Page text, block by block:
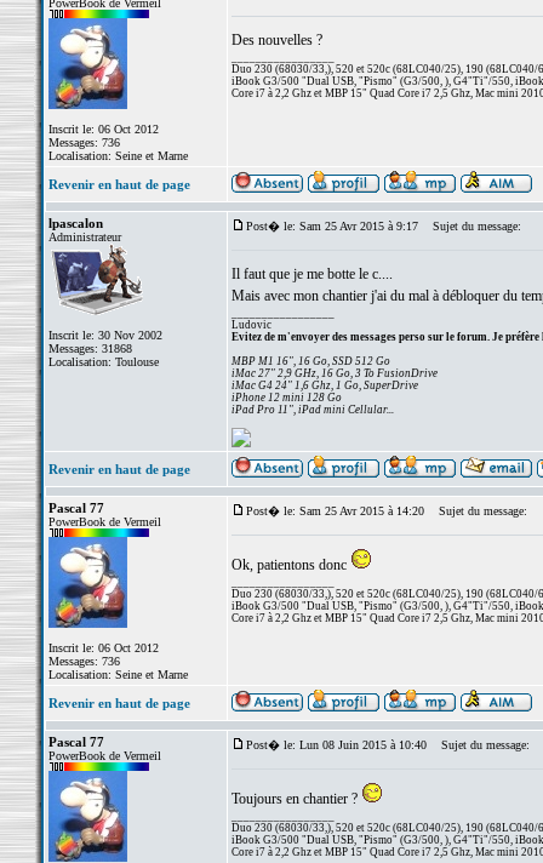
PowerBook de Vermeil
Inscrit le: 06 Oct 2012
Messages: 736
Localisation: Seine et Marne
Des nouvelles ?
Duo 230 (68030/33,), 520 et 520c (68LC040/25), 190 (68LC040/
iBook G3/500 "Dual USB, "Pismo" (G3/500, ), G4"Ti"/550,
Core i7 à 2,2 Ghz et MBP 15" Quad Core i7 2,5 Ghz, Mac mini
Revenir en haut de page
lpascalon
Administrateur
Inscrit le: 30 Nov 2002
Messages: 31868
Localisation: Toulouse
Post� le: Sam 25 Avr 2015 à 9:17 Sujet du message:
Il faut que je me botte le c....
Mais avec mon chantier j'ai du mal à débloquer du
Ludovic
Evitez de m'envoyer des messages perso sur le forum. Je préfère
MBP M1 16", 16 Go, SSD 512 Go
iMac 27" 2,9 GHz, 16 Go, 3 To FusionDrive
iMac G4 24" 1,6 Ghz, 1 Go, SuperDrive
iPhone 12 mini 128 Go
iPad Pro 11", iPad mini Cellular...
Revenir en haut de page
Pascal 77
PowerBook de Vermeil
Inscrit le: 06 Oct 2012
Messages: 736
Localisation: Seine et Marne
Post� le: Sam 25 Avr 2015 à 14:20 Sujet du message:
Ok, patientons donc
Duo 230 (68030/33,), 520 et 520c (68LC040/25), 190 (68LC040/
iBook G3/500 "Dual USB, "Pismo" (G3/500, ), G4"Ti"/550,
Core i7 à 2,2 Ghz et MBP 15" Quad Core i7 2,5 Ghz, Mac mini
Revenir en haut de page
Pascal 77
PowerBook de Vermeil
Post� le: Lun 08 Juin 2015 à 10:40 Sujet du message:
Toujours en chantier ?
Duo 230 (68030/33,), 520 et 520c (68LC040/25), 190 (68LC040/
iBook G3/500 "Dual USB, "Pismo" (G3/500, ), G4"Ti"/550,
Core i7 à 2,2 Ghz et MBP 15" Quad Core i7 2,5 Ghz, Mac mini